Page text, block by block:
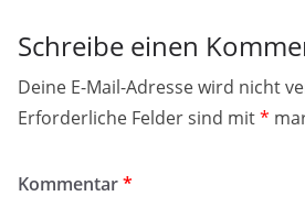
Schreibe einen
Deine E-Mail-Adresse wird nicht
Erforderliche Felder sind mit*
Kommentar*